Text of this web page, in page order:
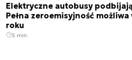
Elektryczne autobusy
Pełna zeroemisyjność możliwa
roku
5 min.